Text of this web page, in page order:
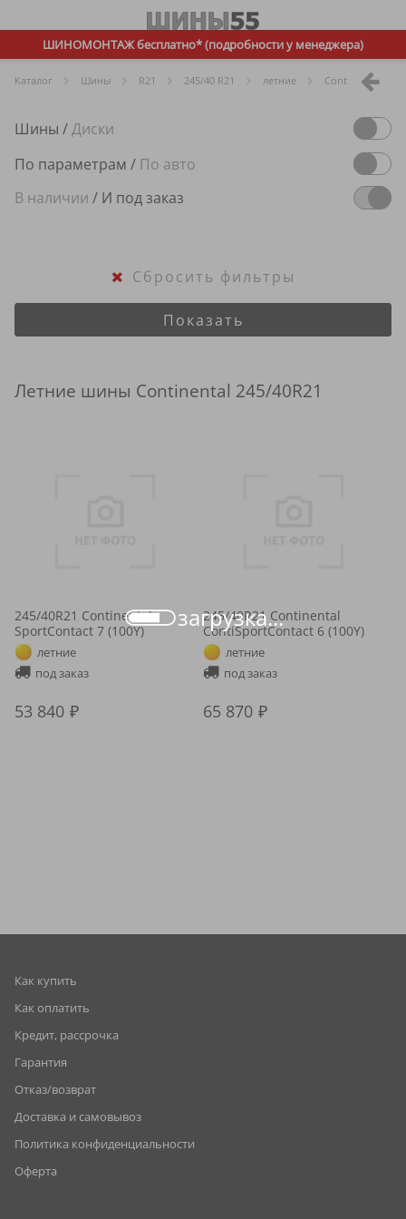
ШИНОМОНТАЖ бесплатно* (подробности у менеджера)
Каталог Шины R21 245/40 R21 летние Continental
Шины /Диски
По параметрам / По авто
В наличии / И под заказ
загрузка...
Показать
Сбросить фильтры
Летние шины Continental 245/40R21
245/40R21 Continental
SportContact 7 (100Y)
летние
под заказ
53 840
245/40R21 Continental
ContiSportContact 6 (100Y)
летние
под заказ
65 870
Как купить
Как оплатить
Кредит, рассрочка
Гарантия
Отказ/возврат
Доставка и самовывоз
Политика конфиденциальности
Оферта